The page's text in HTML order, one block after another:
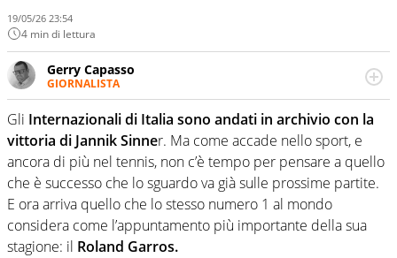
19/05/26 23:54
4 min di lettura
Gerry Capasso
GIORNALISTA
Per lui gli sport americani non hanno segreti: basket,
football, baseball e la capacità innata di trovare la notizia
dove altri non vedono granché
Gli Internazionali di Italia sono andati in archivio con la
vittoria di Jannik Sinner. Ma come accade nello sport, e
ancora di più nel tennis, non c’è tempo per pensare a quello
che è successo che lo sguardo va già sulle prossime partite.
E ora arriva quello che lo stesso numero 1 al mondo
considera come l’appuntamento più importante della sua
stagione: il Roland Garros.